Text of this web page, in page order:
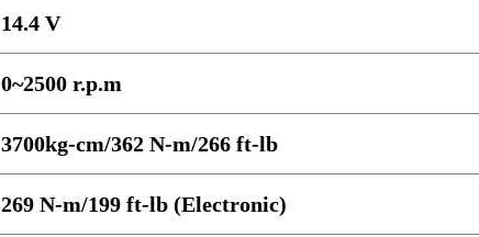
14.4 V
0~2500 r.p.m
3700kg-cm/362 N-m/266 ft-lb
269 N-m/199 ft-lb (Electronic)